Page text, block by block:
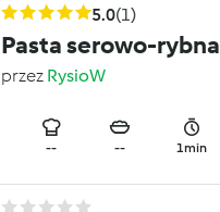
5.0(1)
Pasta serowo-rybna
przez RysioW
-- -- 1min